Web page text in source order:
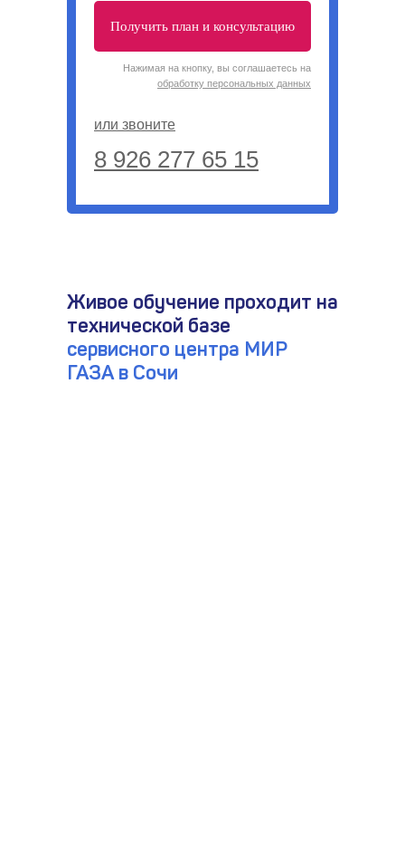
Получить план и консультацию
Нажимая на кнопку, вы соглашаетесь на
обработку персональных данных
или звоните
8 926 277 65 15
Живое обучение проходит на
технической базе
сервисного центра МИР
ГАЗА в Сочи